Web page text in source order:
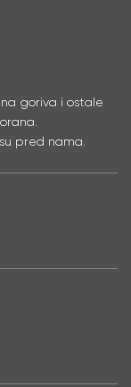
goriva i ostale
pred nama.